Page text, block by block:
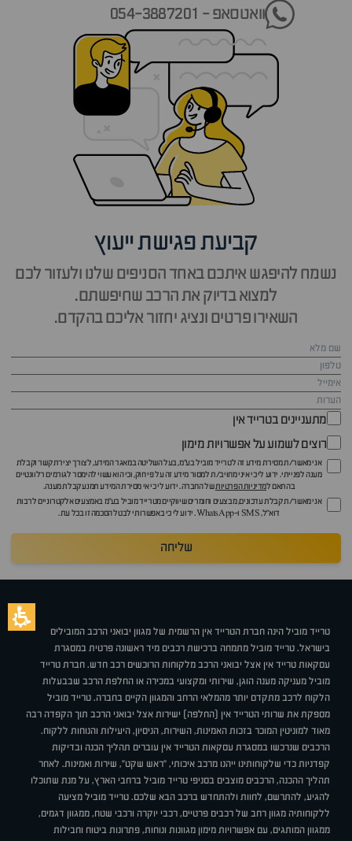
וואטסאפ - 054-3887201
קביעת פגישת ייעוץ
נשמח להיפגש איתכם באחד הסניפים שלנו ולעזור לכם
למצוא בדיוק את הרכב שחיפשתם.
השאירו פרטים ונציג יחזור אליכם בהקדם.
מתעניינים בטרייד אין
רוצים לשמוע על אפשרויות מימון
אני מאשר/ת מסירת מידע זה לטרייד מוביל בע"מ, בעל השליטה במאגר המידע, לצורך יצירת קשר וקבלת
מענה לפנייתי. ידוע לי כי איני מחויב/ת למסור מידע זה על פי חוק, וכי הוא עשוי להימסר לגורמים רלוונטיים
בהתאם למדיניות הפרטיותשל החברה. ידוע לי כי אי מסירת המידע תמנע קבלת מענה.
אני מאשר/ת קבלת עדכונים, מבצעים וחומרים שיווקיים מטרייד מוביל בע"מ באמצעים אלקטרוניים לרבות
דוא״ל, SMS ו-WhatsApp. ידוע לי כי באפשרותי לבטל הסכמה זו בכל עת.
שליחה
טרייד מוביל הינה חברת הטרייד אין הרשמית של מגוון יבואני הרכב המובילים
בישראל. טרייד מוביל מתמחה ברכישת רכבים מיד ראשונה פרטית במסגרת
עסקאות טרייד אין אצל יבואני הרכב מלקוחות הרוכשים רכב חדש. חברת טרייד
מוביל מעניקה מענה הוגן, שירותי ומקצועי במכירה או החלפת הרכב שבבעלות
הלקוח לרכב מתקדם יותר מהמלאי הרחב והמגוון הקיים בחברה. טרייד מוביל
מספקת את שרותי הטרייד אין (החלפה) ישירות אצל יבואני הרכב תוך הקפדה רבה
מאוד למוניטין המוכר בזכות האמינות, השירות, הניסיון, היעילות והנוחות ללקוח.
הרכבים שנרכשו במסגרת עסקאות הטרייד אין עוברים תהליך הכנה ובדיקות
קפדניות כדי שלקוחותינו ייהנו מרכב איכותי, "ראש שקט", שירות ואמינות. לאחר
תהליך ההכנה, הרכבים מוצבים בסניפי טרייד מוביל ברחבי הארץ, על מנת שתוכלו
להגיע, להתרשם, לחוות ולהתחדש ברכב הבא שלכם. טרייד מוביל מציעה
ללקוחותיה מגוון רחב של רכבים פרטיים, רכבי יוקרה ורכבי שטח, ממגוון דגמים,
ממגוון המותגים, עם אפשרויות מימון מגוונות ונוחות, פתרונות ביטוח וחבילות